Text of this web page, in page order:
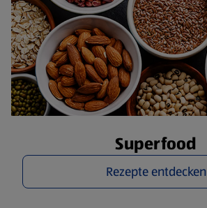
Superfood
Rezepte entdecken